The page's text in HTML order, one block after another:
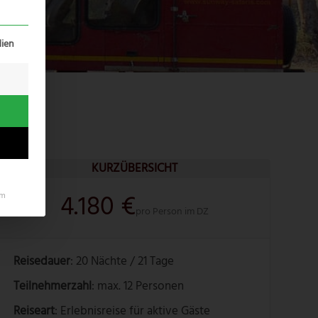
KURZÜBERSICHT
4.180 €pro Person im DZ
Reisedauer: 20 Nächte / 21 Tage
Teilnehmerzahl: max. 12 Personen
Reiseart: Erlebnisreise für aktive Gäste
werden kann. Die erste Service-Gruppe ist essenziell